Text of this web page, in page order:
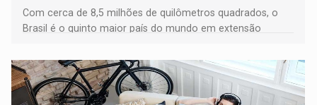
Com cerca de 8,5 milhões de quilômetros quadrados, o
Brasil é o quinto maior país do mundo em extensão